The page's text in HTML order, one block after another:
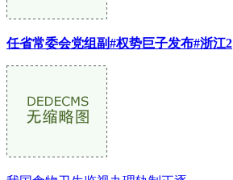
任省常委会党组副#权势巨子发布#浙江2